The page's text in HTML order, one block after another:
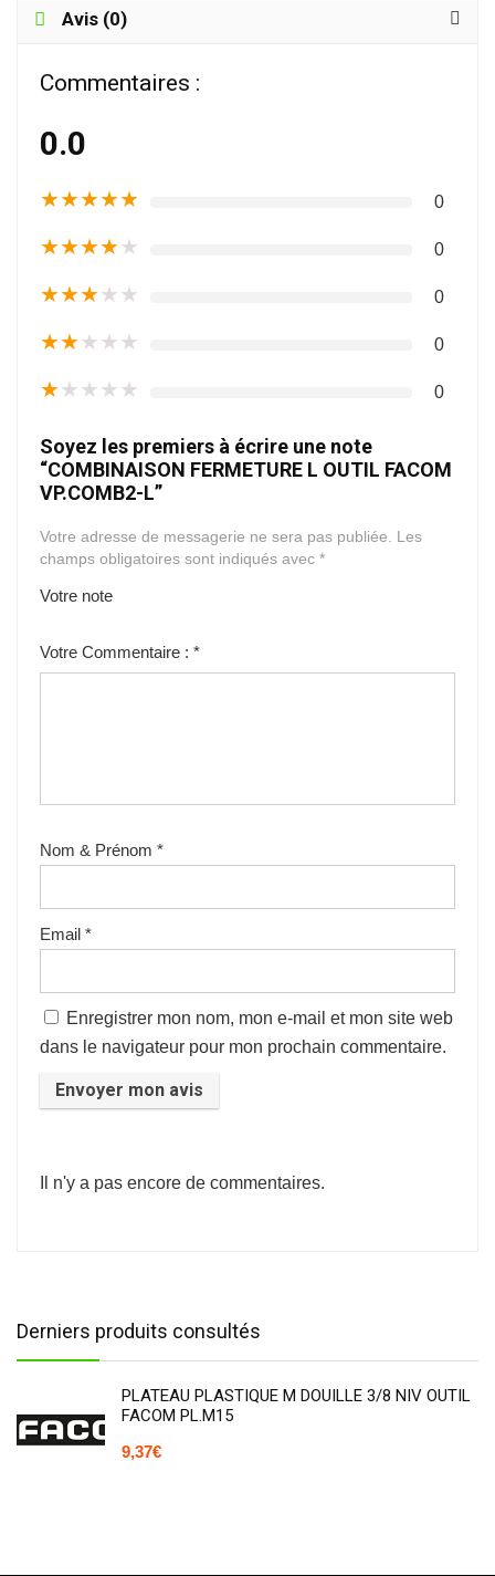
Avis (0)
Commentaires :
0.0
★★★★★ 0
★★★★★ 0
★★★★★ 0
★★★★★ 0
★★★★★ 0
Soyez les premiers à écrire une note
“COMBINAISON FERMETURE L OUTIL FACOM
VP.COMB2-L”
Votre adresse de messagerie ne sera pas publiée. Les
champs obligatoires sont indiqués avec *
Votre note
Votre Commentaire : *
Nom & Prénom *
Email *
Enregistrer mon nom, mon e-mail et mon site web
dans le navigateur pour mon prochain commentaire.
Il n'y a pas encore de commentaires.
Derniers produits consultés
PLATEAU PLASTIQUE M DOUILLE 3/8 NIV OUTIL
FACOM PL.M15
9,37€